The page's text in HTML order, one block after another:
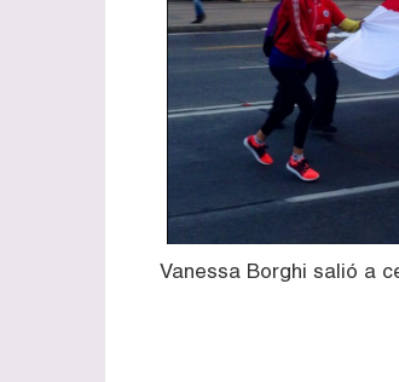
Vanessa Borghi salió a